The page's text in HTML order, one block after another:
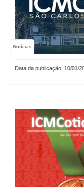
Notícias
Data da publicação: 10/01/